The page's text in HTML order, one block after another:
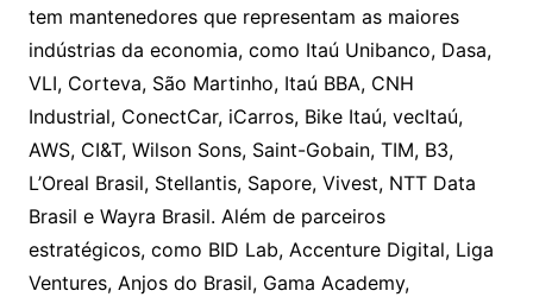
tem mantenedores que representam as maiores
indústrias da economia, como Itaú Unibanco, Dasa,
VLI, Corteva, São Martinho, Itaú BBA, CNH
Industrial, ConectCar, iCarros, Bike Itaú, vecItaú,
AWS, CI&T, Wilson Sons, Saint-Gobain, TIM, B3,
L’Oreal Brasil, Stellantis, Sapore, Vivest, NTT Data
Brasil e Wayra Brasil. Além de parceiros
estratégicos, como BID Lab, Accenture Digital, Liga
Ventures, Anjos do Brasil, Gama Academy,